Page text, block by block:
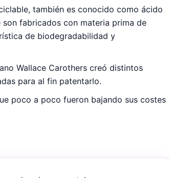
también es conocido como ácido
son fabricados con materia prima de
de biodegradabilidad y
Wallace Carothers creó distintos
para al fin patentarlo.
poco a poco fueron bajando sus costes